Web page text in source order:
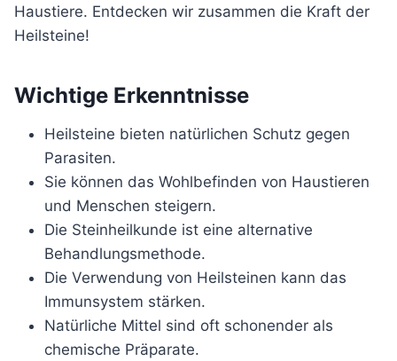
Haustiere. Entdecken wir zusammen die Kraft der
Heilsteine!
Wichtige Erkenntnisse
Heilsteine bieten natürlichen Schutz gegen
Parasiten.
Sie können das Wohlbefinden von Haustieren
und Menschen steigern.
Die Steinheilkunde ist eine alternative
Behandlungsmethode.
Die Verwendung von Heilsteinen kann das
Immunsystem stärken.
Natürliche Mittel sind oft schonender als
chemische Präparate.